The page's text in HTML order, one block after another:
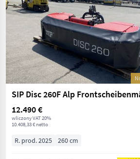
SIP Disc 260F Alp
12.490 €
wliczony VAT 20%
10.408,33 € netto
R. prod. 2025 260 cm